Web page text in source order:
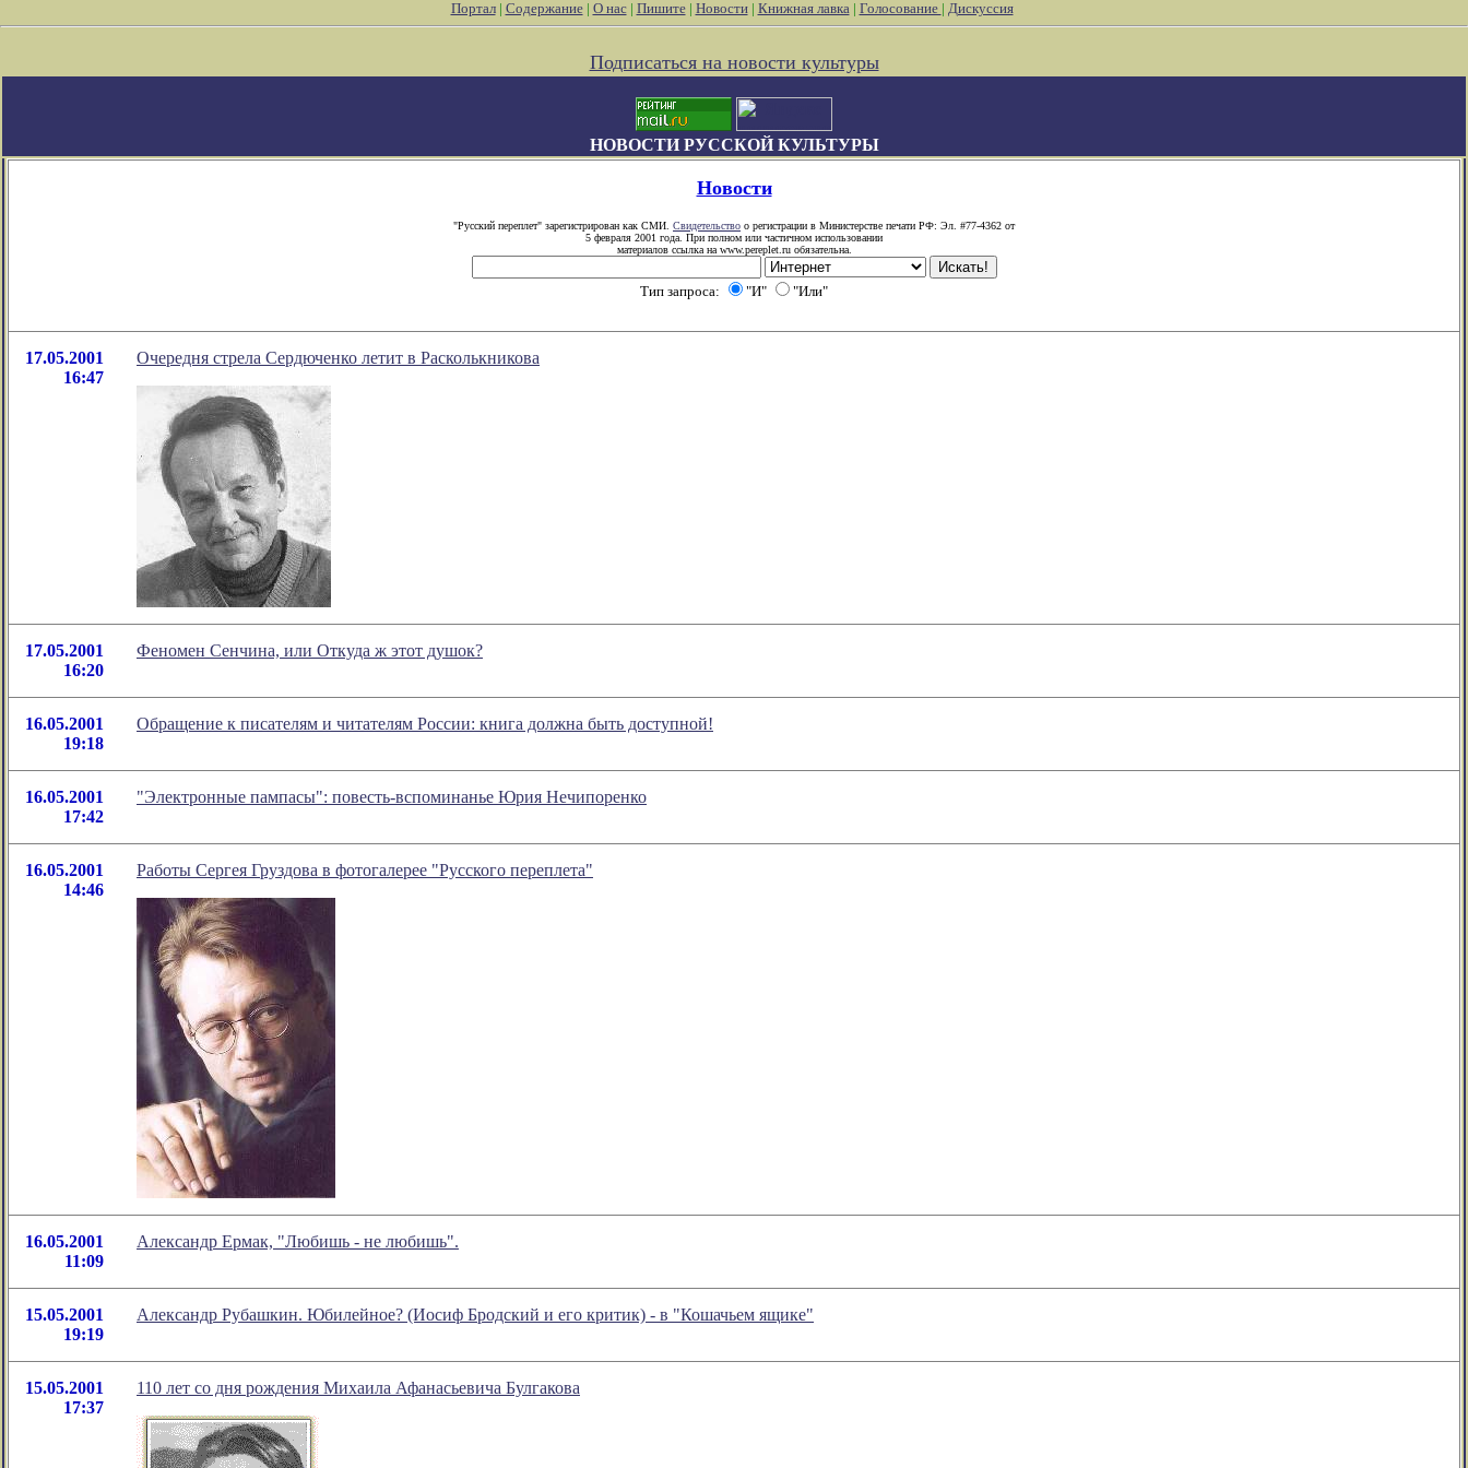
Портал| Содержание| О нас| Пишите| Новости| Книжная лавка| Голосование | Дискуссия
Подписаться на новости культуры
НОВОСТИ РУССКОЙ КУЛЬТУРЫ
Новости
"Русский переплет" зарегистрирован как СМИ. Свидетельство о регистрации в Министерстве печати РФ: Эл. #77-4362 от
5 февраля 2001 года. При полном или частичном использовании
материалов ссылка на www.pereplet.ru обязательна.
Тип запроса: "И" "Или"
17.05.2001
16:47
Очередня стрела Сердюченко летит в Расколькникова
17.05.2001
16:20
Феномен Сенчина, или Откуда ж этот душок?
16.05.2001
19:18
Обращение к писателям и читателям России: книга должна быть доступной!
16.05.2001
17:42
"Электронные пампасы": повесть-вспоминанье Юрия Нечипоренко
16.05.2001
14:46
Работы Сергея Груздова в фотогалерее "Русского переплета"
16.05.2001
11:09
Александр Ермак, "Любишь - не любишь".
15.05.2001
19:19
Александр Рубашкин. Юбилейное? (Иосиф Бродский и его критик) - в "Кошачьем ящике"
15.05.2001
17:37
110 лет со дня рождения Михаила Афанасьевича Булгакова